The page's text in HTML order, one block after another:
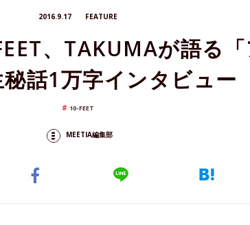
2016.9.17 FEATURE
、TAKUMAが語る
秘話1万字インタビュー
10-FEET
MEETIA編集部